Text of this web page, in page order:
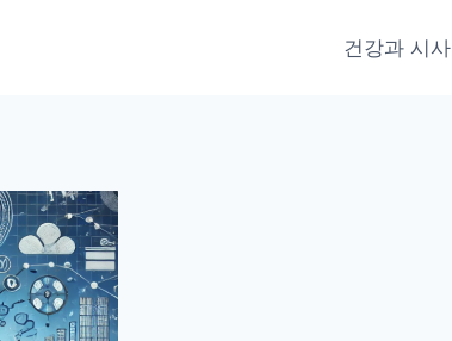
건강과 시사